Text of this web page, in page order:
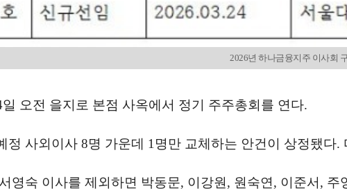
2026년 하나금융지주 이사회
오전 을지로 본점 사옥에서 정기 주주총회를 연다.
정 사외이사 8명 가운데 1명만 교체하는 안건이 상정됐
영숙 이사를 제외하면 박동문, 이강원, 원숙연, 이준서,